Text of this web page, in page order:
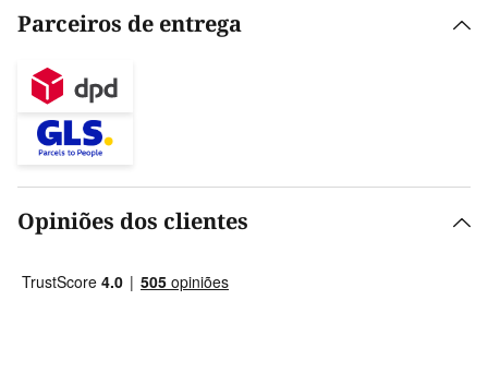
Parceiros de entrega
Opiniões dos clientes